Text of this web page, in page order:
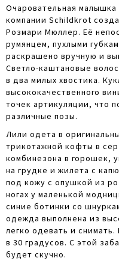
Очаровательная
компании Schildkrot
Розмари Мюллер. Её
румянцем, пухлыми
раскрашено вручную и
Светло-каштановые
в два милых хвостика.
высококачественного
точек артикуляции, что
различные позы.
Лили одета в
трикотажной кофты в
комбинезона в горошек,
на грудке и жилета с
под кожу с опушкой из
ногах у маленькой
синие ботинки со
одежда выполнена из
легко одевать и
в 30 градусов. С этой
будет скучно.